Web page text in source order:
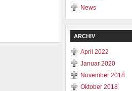
News
ARCHIV
April 2022
Januar 2020
November 2018
Oktober 2018